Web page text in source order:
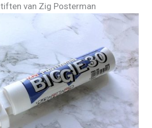
van Zig Posterman